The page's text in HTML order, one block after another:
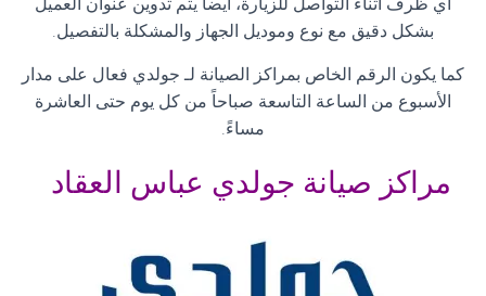
بشكل دقيق مع نوع وموديل الجهاز والمشكلة بالتفصيل.
كما يكون الرقم الخاص بمراكز الصيانة لـ جولدي فعال على مدار
الأسبوع من الساعة التاسعة صباحاً من كل يوم حتى العاشرة
مساءً.
مراكز صيانة جولدي عباس العقاد